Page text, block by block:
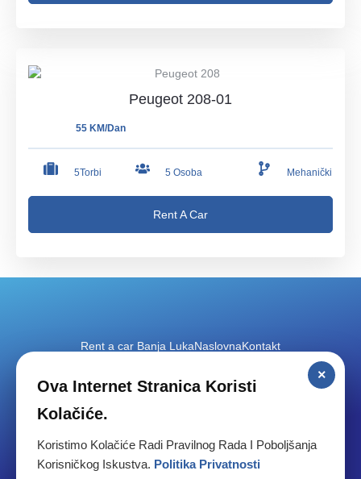
Peugeot 208-01
55 KM/Dan
5Torbi 5 Osoba Mehanički
Rent A Car
Rent a car Banja LukaNaslovnaKontakt
Laktaši
×
Ova Internet Stranica Koristi
Kolačiće.
Koristimo Kolačiće Radi Pravilnog Rada I Poboljšanja
Korisničkog Iskustva. Politika Privatnosti